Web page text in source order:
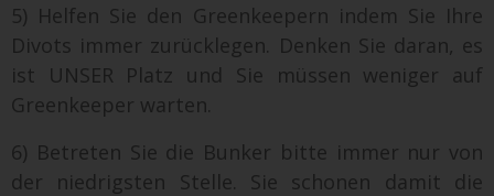
5) Helfen Sie den Greenkeepern indem Sie Ihre
Divots immer zurücklegen. Denken Sie daran, es
ist UNSER Platz und Sie müssen weniger auf
Greenkeeper warten.
6) Betreten Sie die Bunker bitte immer nur von
der niedrigsten Stelle. Sie schonen damit die